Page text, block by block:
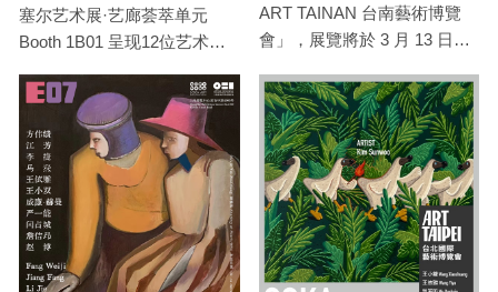
塞尔艺术展·艺廊荟萃单元
Booth 1B01 呈现12位艺术家
ART TAINAN 台南藝術博覽
會」，展覽將於 3 月 13 日至
大登場，展位編號 707。此次
展覽，索卡將呈現：王依雅、
李西西、林葆靈、席時斌、梁
凱棋、橫坂竜也（依姓氏筆畫
排序）共 六位亞洲藝術家 的
精彩創作，展現豐富多元的藝
術面貌。此外，索卡更與台南
市政府文化局攜手合作，參與